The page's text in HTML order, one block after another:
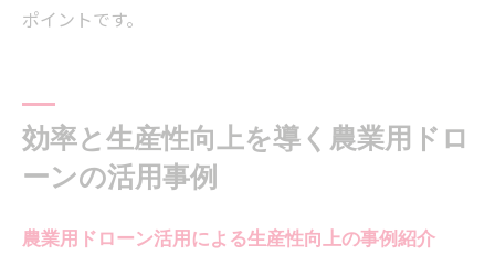
ポイントです。
効率と生産性向上を導く農業用ドロ
ーンの活用事例
農業用ドローン活用による生産性向上の事例紹介